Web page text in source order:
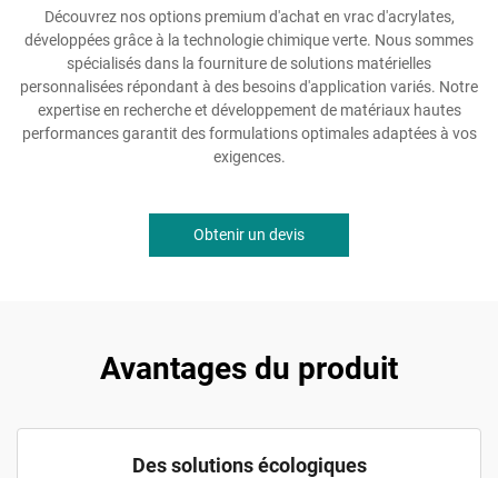
Découvrez nos options premium d'achat en vrac d'acrylates,
développées grâce à la technologie chimique verte. Nous sommes
spécialisés dans la fourniture de solutions matérielles
personnalisées répondant à des besoins d'application variés. Notre
expertise en recherche et développement de matériaux hautes
performances garantit des formulations optimales adaptées à vos
exigences.
Obtenir un devis
Avantages du produit
Des solutions écologiques